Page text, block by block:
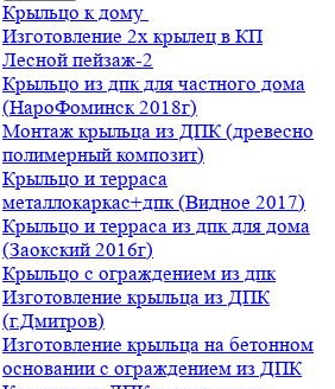
Крыльцо к дому
Изготовление 2х крылец в КП
Лесной пейзаж-2
Крыльцо из дпк для частного дома
(НароФоминск 2018г)
Монтаж крыльца из ДПК (древесно
полимерный композит)
Крыльцо и терраса
металлокаркас+дпк (Видное 2017)
Крыльцо и терраса из дпк для дома
(Заокский 2016г)
Крыльцо с ограждением из дпк
Изготовление крыльца из ДПК
(г.Дмитров)
Изготовление крыльца на бетонном
основании с ограждением из ДПК